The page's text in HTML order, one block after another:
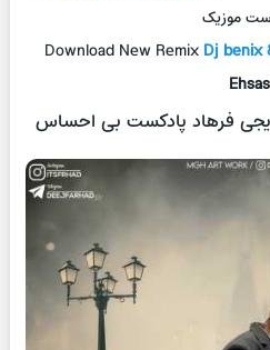
موزیک
Download New Remix Dj benix
Ehsas
فرهاد پادکست بی احساس